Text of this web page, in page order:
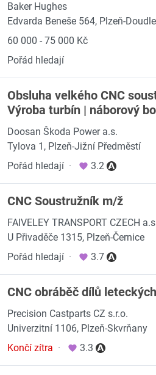
Baker Hughes
Edvarda Beneše 564, Plzeň-
60 000 - 75 000 Kč
Pořád hledají
Obsluha velkého CNC
Výroba turbín | náborový
Doosan Škoda Power a.s.
Tylova 1, Plzeň-Jižní Předměstí
Pořád hledají · 3.2
CNC Soustružník m/ž
FAIVELEY TRANSPORT CZECH
U Přivaděče 1315, Plzeň-Černice
Pořád hledají · 3.7
CNC obráběč dílů
Precision Castparts CZ s.r.o.
Univerzitní 1106, Plzeň-Skvrňany
Končí zítra · 3.3